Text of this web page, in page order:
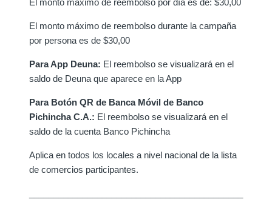
El monto máximo de reembolso por día es de: $30,00
El monto máximo de reembolso durante la campaña
por persona es de $30,00
Para App Deuna: El reembolso se visualizará en el
saldo de Deuna que aparece en la App
Para Botón QR de Banca Móvil de Banco
Pichincha C.A.: El reembolso se visualizará en el
saldo de la cuenta Banco Pichincha
Aplica en todos los locales a nivel nacional de la lista
de comercios participantes.